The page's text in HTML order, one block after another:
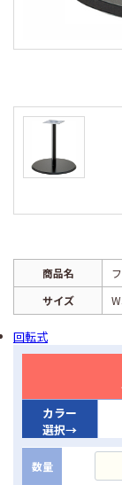
商品名
サイズ
回転式
カラー
選択→
数量